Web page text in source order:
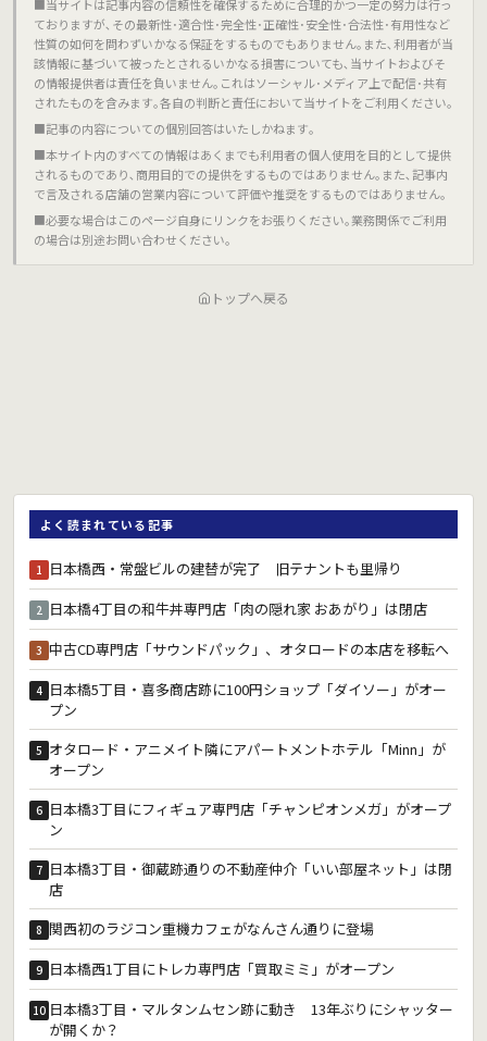
■当サイトは記事内容の信頼性を確保するために合理的かつ一定の努力は行っ
ておりますが､その最新性･適合性･完全性･正確性･安全性･合法性･有用性など
性質の如何を問わずいかなる保証をするものでもありません｡また､利用者が当
該情報に基づいて被ったとされるいかなる損害についても､当サイトおよびそ
の情報提供者は責任を負いません｡これはソーシャル･メディア上で配信･共有
されたものを含みます｡各自の判断と責任において当サイトをご利用ください｡
■記事の内容についての個別回答はいたしかねます｡
■本サイト内のすべての情報はあくまでも利用者の個人使用を目的として提供
されるものであり､商用目的での提供をするものではありません｡また､記事内
で言及される店舗の営業内容について評価や推奨をするものではありません｡
■必要な場合はこのページ自身にリンクをお張りください｡業務関係でご利用
の場合は別途お問い合わせください｡
トップへ戻る
よく読まれている記事
1 日本橋西・常盤ビルの建替が完了 旧テナントも里帰り
2 日本橋4丁目の和牛丼専門店「肉の隠れ家 おあがり」は閉店
3 中古CD専門店「サウンドパック」、オタロードの本店を移転へ
4 日本橋5丁目・喜多商店跡に100円ショップ「ダイソー」がオー
プン
5 オタロード・アニメイト隣にアパートメントホテル「Minn」が
オープン
6 日本橋3丁目にフィギュア専門店「チャンピオンメガ」がオープ
ン
7 日本橋3丁目・御蔵跡通りの不動産仲介「いい部屋ネット」は閉
店
8 関西初のラジコン重機カフェがなんさん通りに登場
9 日本橋西1丁目にトレカ専門店「買取ミミ」がオープン
10 日本橋3丁目・マルタンムセン跡に動き 13年ぶりにシャッター
が開くか？